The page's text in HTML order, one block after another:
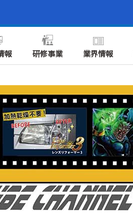
報 研修事業 業界情報